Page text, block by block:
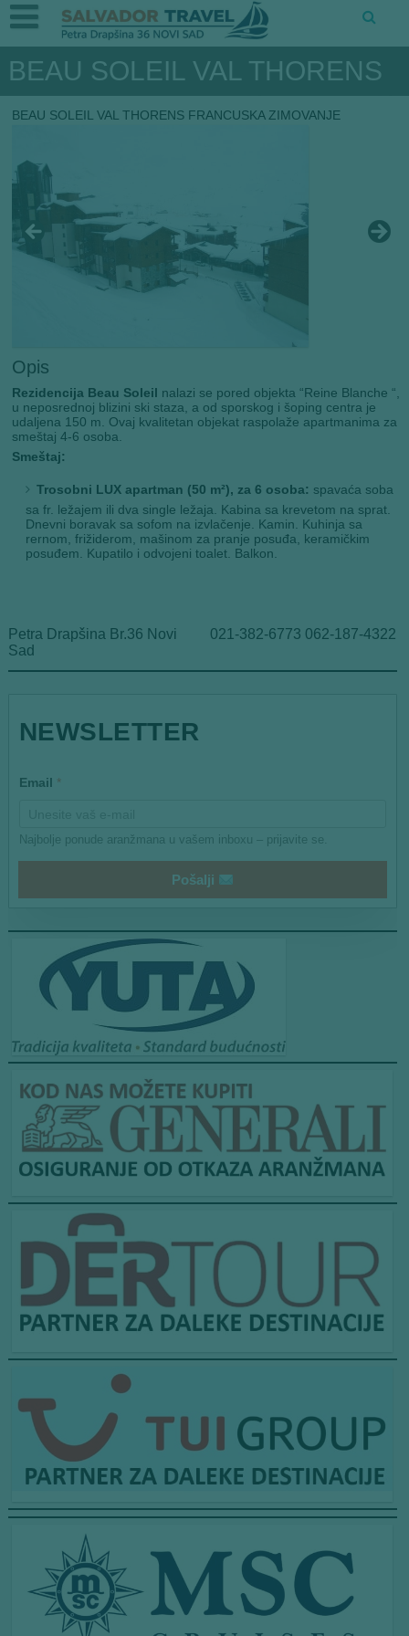
BEAU SOLEIL VAL THORENS
BEAU SOLEIL VAL THORENS FRANCUSKA ZIMOVANJE
Opis
Rezidencija Beau Soleil nalazi se pored objekta “Reine Blanche “,
u neposrednoj blizini ski staza, a od sporskog i šoping centra je
udaljena 150 m. Ovaj kvalitetan objekat raspolaže apartmanima za
smeštaj 4-6 osoba.
Smeštaj:
Trosobni LUX apartman (50 m²), za 6 osoba: spavaća soba
sa fr. ležajem ili dva single ležaja. Kabina sa krevetom na sprat.
Dnevni boravak sa sofom na izvlačenje. Kamin. Kuhinja sa
rernom, frižiderom, mašinom za pranje posuđa, keramičkim
posuđem. Kupatilo i odvojeni toalet. Balkon.
Petra Drapšina Br.36 Novi
Sad
021-382-6773 062-187-4322
NEWSLETTER
E
l
Email *
Najbolje ponude aranžmana u vašem inboxu – prijavite se.
Pošalji